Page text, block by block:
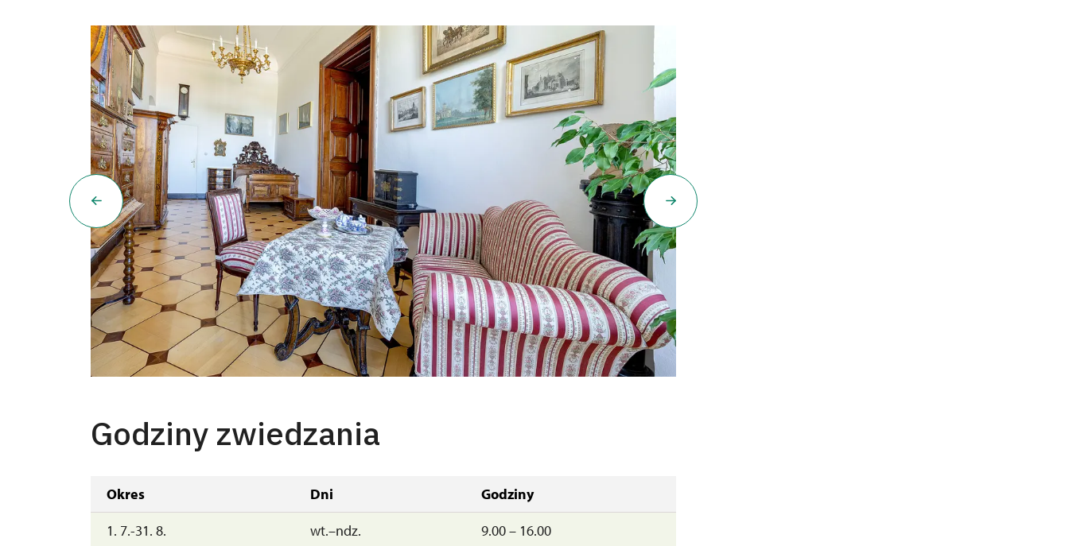
Godziny zwiedzania
Okres Dni
Godziny
1. 7.-31. 8.
wt.–ndz. 9.00 – 16.00